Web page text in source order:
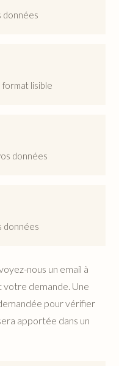
données
lisible
données
données
nous un email à
votre demande. Une
pour vérifier
apportée dans un